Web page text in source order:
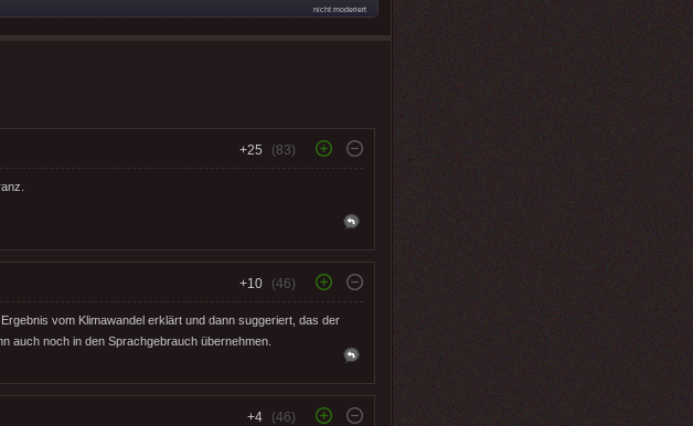
nicht moderiert
+25 (83)
+10 (46)
vom Klimawandel erklärt und dann suggeriert, das der
auch noch in den Sprachgebrauch übernehmen.
+4 (46)